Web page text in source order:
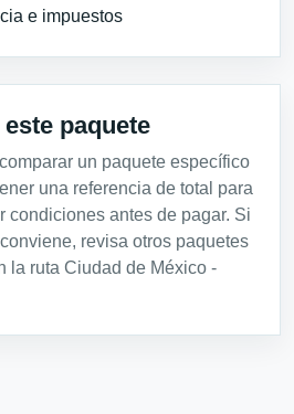
e impuestos
paquete
un paquete específico
una referencia de total para
condiciones antes de pagar. Si
revisa otros paquetes
la ruta Ciudad de México -